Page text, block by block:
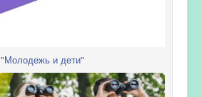
"Молодежь и дети"